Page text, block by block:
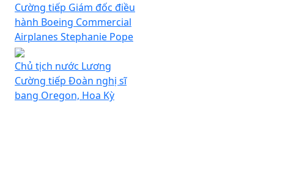
Cường tiếp Giám đốc điều
hành Boeing Commercial
Airplanes Stephanie Pope
Chủ tịch nước Lương
Cường tiếp Đoàn nghị sĩ
bang Oregon, Hoa Kỳ